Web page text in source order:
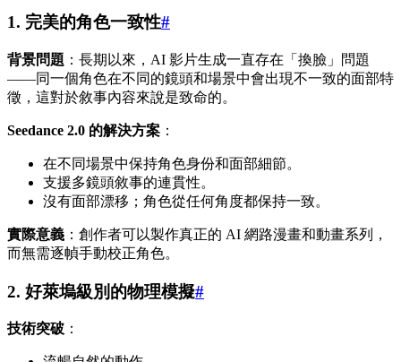
1. 完美的角色一致性#
背景問題 ：長期以來，AI 影片生成一直存在「換臉」問題
——同一個角色在不同的鏡頭和場景中會出現不一致的面部特
徵，這對於敘事內容來說是致命的。
Seedance 2.0 的解決方案 ：
在不同場景中保持角色身份和面部細節。
支援多鏡頭敘事的連貫性。
沒有面部漂移；角色從任何角度都保持一致。
實際意義 ：創作者可以製作真正的 AI 網路漫畫和動畫系列，
而無需逐幀手動校正角色。
2. 好萊塢級別的物理模擬#
技術突破 ：